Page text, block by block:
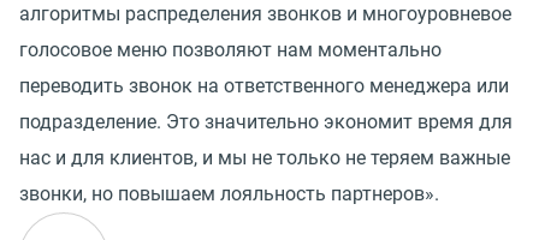
алгоритмы распределения звонков и многоуровневое
голосовое меню позволяют нам моментально
переводить звонок на ответственного менеджера или
подразделение. Это значительно экономит время для
нас и для клиентов, и мы не только не теряем важные
звонки, но повышаем лояльность партнеров».